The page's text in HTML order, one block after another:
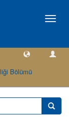
Geçiş
Bölümü